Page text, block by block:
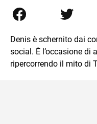
scolastico: un
esercizi online,
Ogni lezione è
della propria
Denis è schernito dai
social. È l’occasione
ripercorrendo il mito di